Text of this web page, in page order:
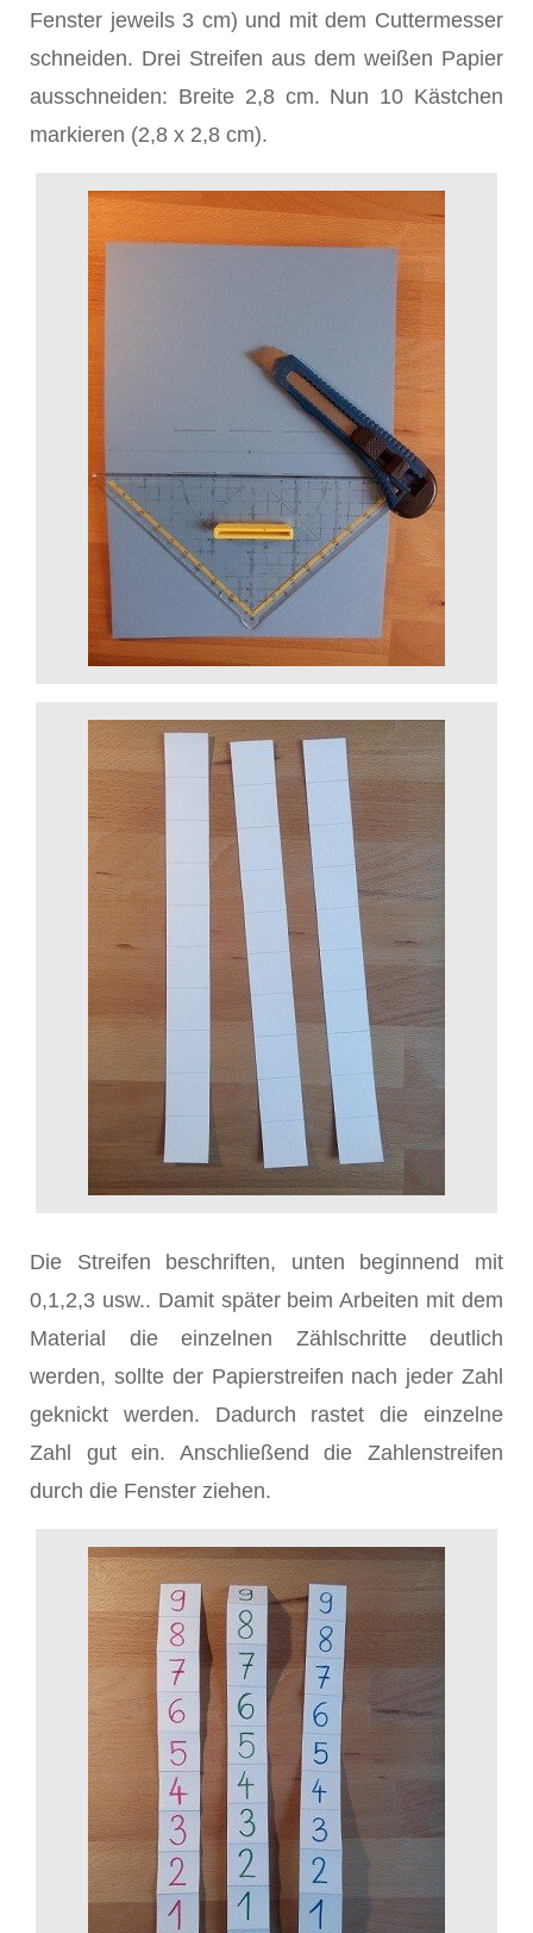
Fenster jeweils 3 cm) und mit dem Cuttermesser
schneiden. Drei Streifen aus dem weißen Papier
ausschneiden: Breite 2,8 cm. Nun 10 Kästchen
markieren (2,8 x 2,8 cm).
Die Streifen beschriften, unten beginnend mit
0,1,2,3 usw.. Damit später beim Arbeiten mit dem
Material die einzelnen Zählschritte deutlich
werden, sollte der Papierstreifen nach jeder Zahl
geknickt werden. Dadurch rastet die einzelne
Zahl gut ein. Anschließend die Zahlenstreifen
durch die Fenster ziehen.